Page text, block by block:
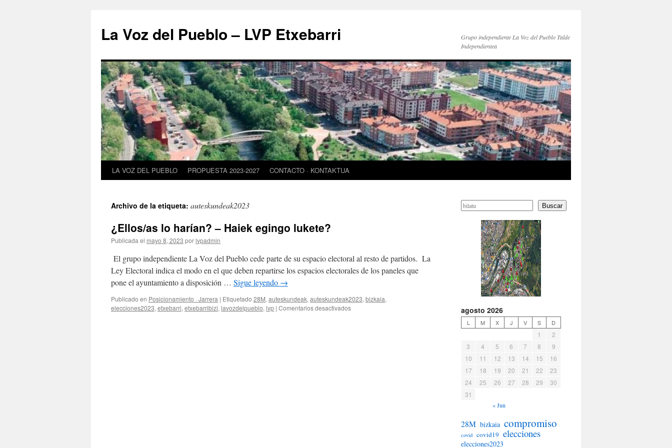
contenido
La Voz del Pueblo – LVP Etxebarri
Grupo independiente La Voz del Pueblo Talde
Independientea
LA VOZ DEL PUEBLO PROPUESTA 2023-2027 CONTACTO · KONTAKTUA
Archivo de la etiqueta: auteskundeak2023
¿Ellos/as lo harían? – Haiek egingo lukete?
Publicada el mayo 8, 2023 porlvpadmin
El grupo independiente La Voz del Pueblo cede parte de su espacio electoral al resto de partidos. La
Ley Electoral indica el modo en el que deben repartirse los espacios electorales de los paneles que
pone el ayuntamiento a disposición … Sigue leyendo →
Publicado en Posicionamiento · Jarrera | Etiquetado 28M, auteskundeak, auteskundeak2023, bizkaia,
elecciones2023, etxebarri, etxebarribizi, lavozdelpueblo, lvp | Comentarios desactivadosen
Buscar
agosto 2026
L M X J V S D
1
2
3
4 5 6 7 8
9
10
11 12 13 14 15
16
17
18 19 20 21 22
23
24
25 26 27 28 29
30
31
« Jun
28M bizkaia compromiso
covid covid19 elecciones
elecciones2023